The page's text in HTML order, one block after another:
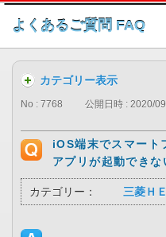
この
よくあるご質問 FAQ
カテゴリー表示
No : 7768 公開日時 : 2020/
iOS端末でスマート
アプリが起動できな
カテゴリー： 三菱Ｈ